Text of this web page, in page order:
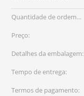
Quantidade de ordem
mínima:
Preço:
Detalhes da embalagem:
Tempo de entrega:
Termos de pagamento: